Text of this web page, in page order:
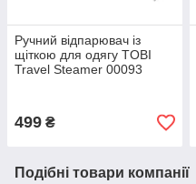
Ручний відпарювач із
щіткою для одягу TOBI
Travel Steamer 00093
499 ₴
Подібні товари компанії